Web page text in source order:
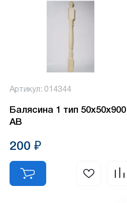
Артикул: 014344
Балясина 1 тип 50х50х900
АВ
200 ₽